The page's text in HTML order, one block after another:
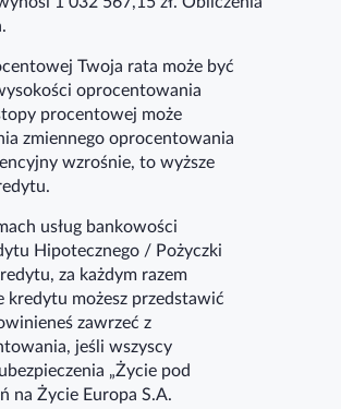
Twoja rata może być
oprocentowania
procentowej może
zmiennego oprocentowania
wzrośnie, to wyższe
usług bankowości
Hipotecznego / Pożyczki
za każdym razem
kredytu możesz przedstawić
zawrzeć z
jeśli wszyscy
„Życie pod
na Życie Europa S.A.